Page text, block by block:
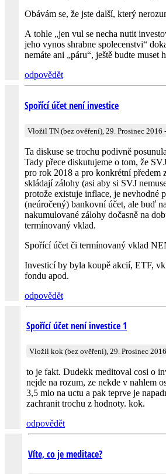
Obávám se, že jste další, který
A tohle „jen vul se necha nutit
jeho vynos shrabne spolecenstvi“
nemáte ani „páru“, ještě budte
odpovědět
Spořící účet není investice
Vložil TN (bez ověření), 29. Prosinec 2016
Ta diskuse se trochu podivně
Tady přece diskutujeme o tom, že
pro rok 2018 a pro konkrétní předem
skládají zálohy (asi aby si SVJ
protože existuje inflace, je nevhodné
(neúročený) bankovní účet, ale buď
nakumulované zálohy dočasně na
termínovaný vklad.
Spořící účet či termínovaný vklad
Investicí by byla koupě akcií, ETF,
fondu apod.
odpovědět
Spořící účet není investice 1
Vložil kok (bez ověření), 29. Prosinec
to je fakt. Dudekk meditoval cosi o
nejde na rozum, ze nekde v nahlem
3,5 mio na uctu a pak teprve je
zachranit trochu z hodnoty. kok.
odpovědět
Víte, co je meditace?